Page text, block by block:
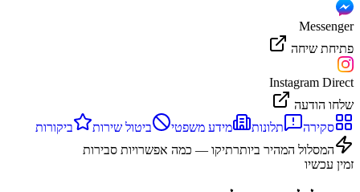
Messenger
פתיחת שיחה
Instagram Direct
שלחו הודעה
סקירה
תלונות מידע משפטי ביטול שירות
ביקורות
המסלול המהיר ביותרתיקו — כמה אפשרויות סבירות
זמין עכשיו